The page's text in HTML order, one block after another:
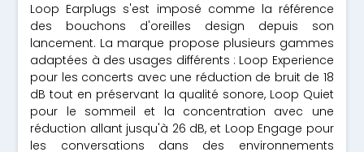
Loop Earplugs s'est imposé comme la référence
des bouchons d'oreilles design depuis son
lancement. La marque propose plusieurs gammes
adaptées à des usages différents : Loop Experience
pour les concerts avec une réduction de bruit de 18
dB tout en préservant la qualité sonore, Loop Quiet
pour le sommeil et la concentration avec une
réduction allant jusqu'à 26 dB, et Loop Engage pour
les conversations dans des environnements